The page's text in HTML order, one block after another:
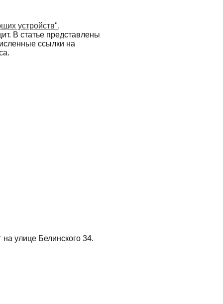
устройств",
В статье представлены
ссылки на
улице Белинского 34.